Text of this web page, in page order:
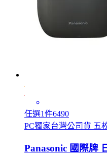
任選1件6490
PC獨家台灣公司貨 五
Panasonic 國際牌